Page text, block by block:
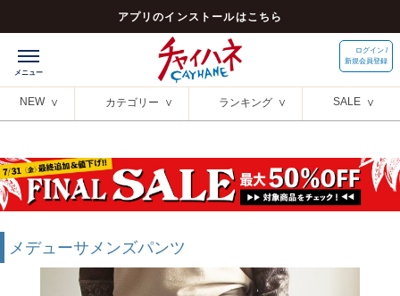
アプリのインストールはこちら
ログイン /
新規会員登録
NEW カテゴリー ランキング SALE
メデューサメンズパンツ